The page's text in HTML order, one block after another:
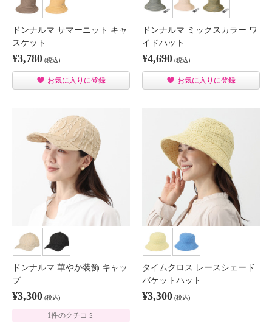
ドンナルマ サマーニット キャ
スケット
¥3,780 (税込)
お気に入りに登録
ドンナルマ ミックスカラー ワ
イドハット
¥4,690 (税込)
お気に入りに登録
ドンナルマ 華やか装飾 キャッ
プ
¥3,300 (税込)
1件のクチコミ
タイムクロス レースシェード
バケットハット
¥3,300 (税込)